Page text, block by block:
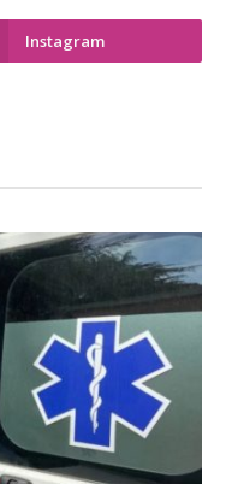
Instagram